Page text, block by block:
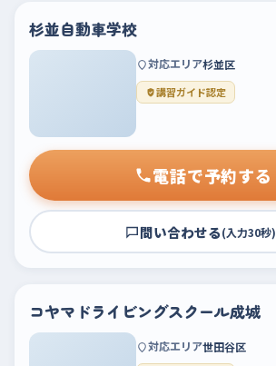
杉並自動車学校
対応エリア杉並区
講習ガイド認定
電話で予約する
問い合わせる(入力30秒)
コヤマドライビングスクール成城
対応エリア世田谷区